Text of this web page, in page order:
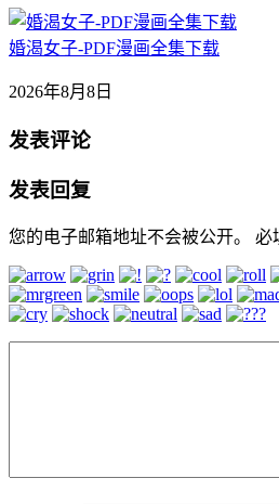
婚渴女子-PDF漫画全集下载
2026年8月8日
发表评论
发表回复
您的电子邮箱地址不会被公开。 必